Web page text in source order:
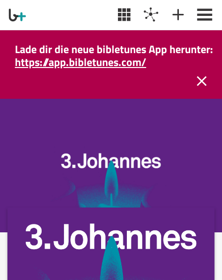
Lade dir die neue bibletunes App herunter:
https://app.bibletunes.com/